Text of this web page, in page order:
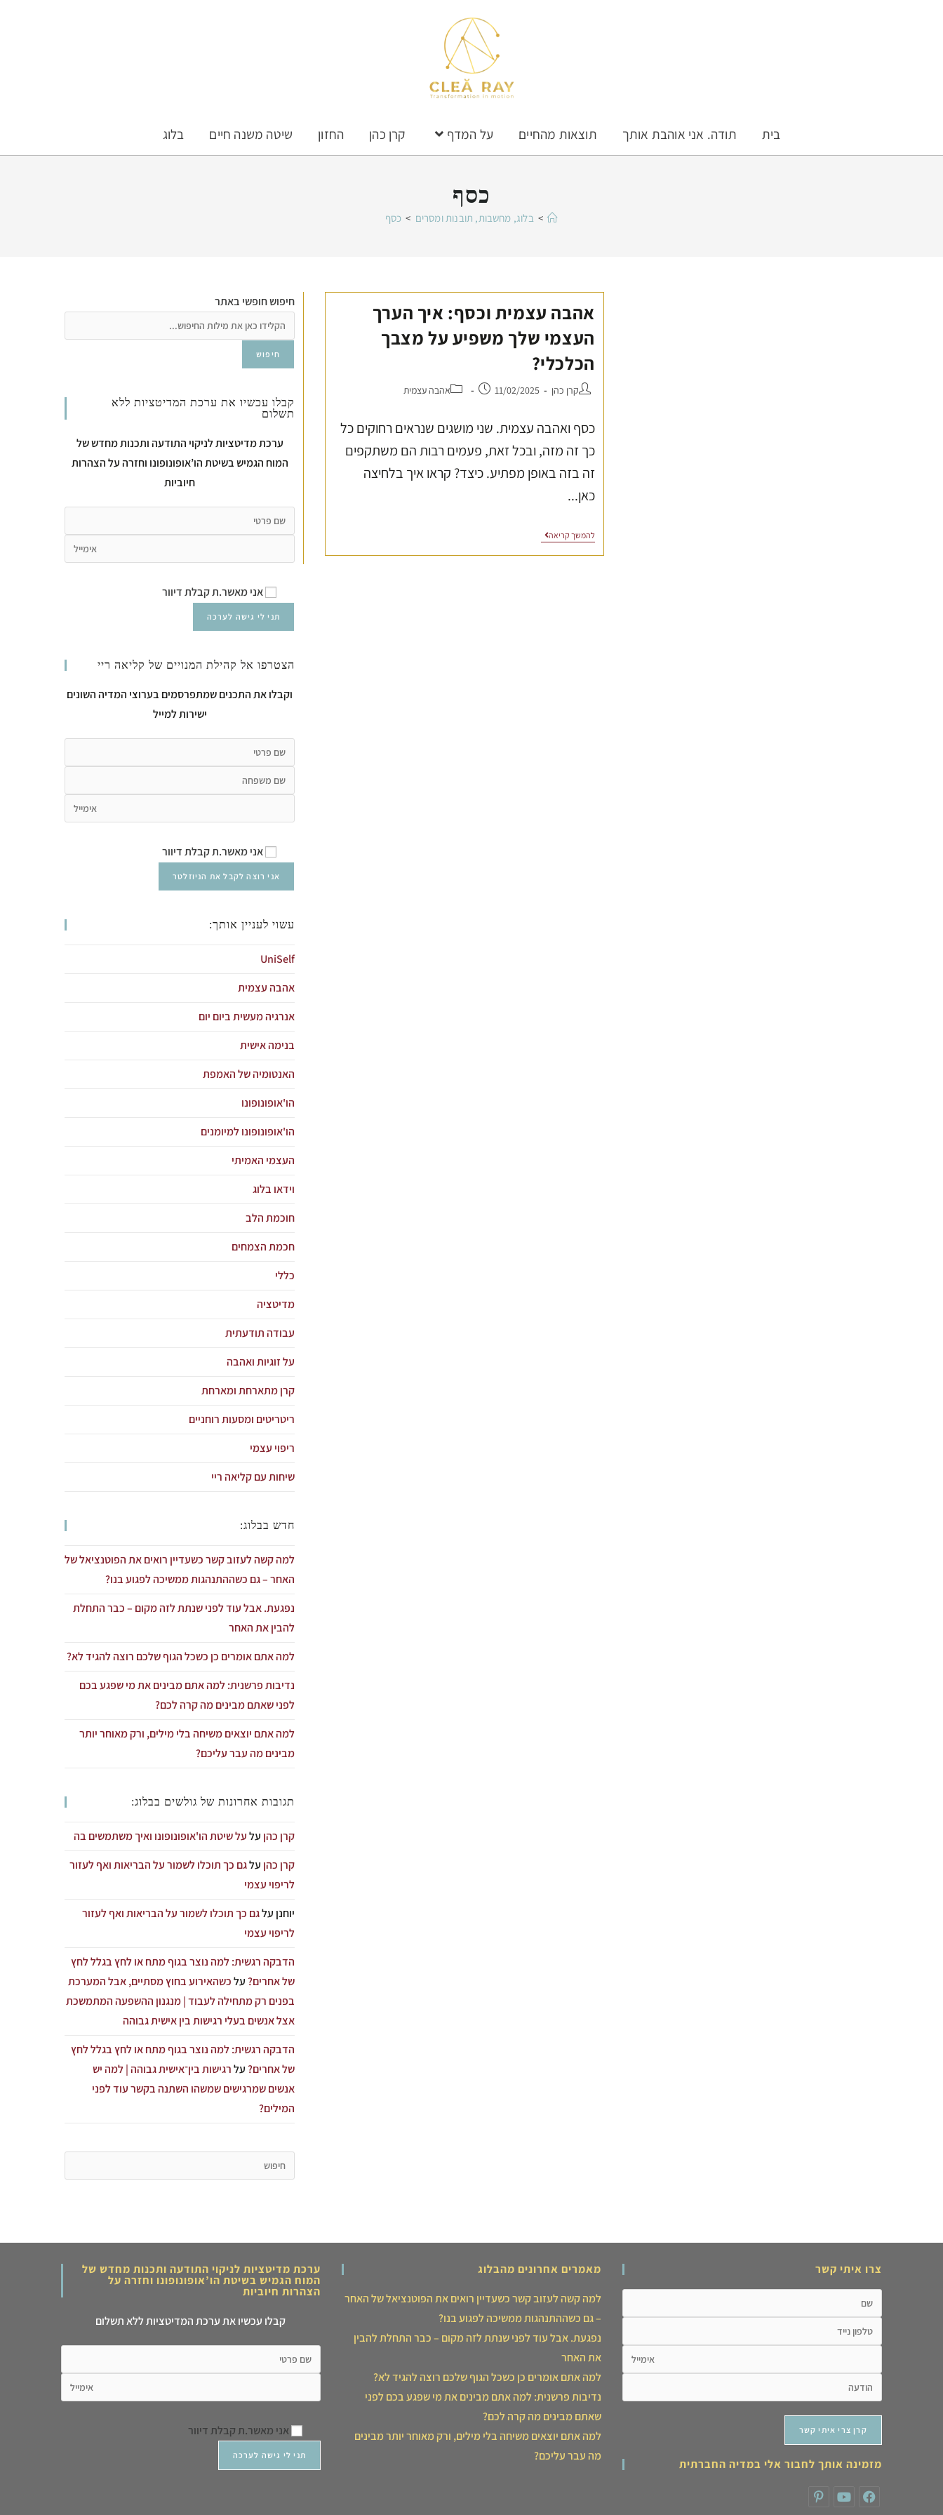
בית תודה. אני אוהבת אותך תוצאות מהחיים על המדף קרן כהן החזון שיטה משנה חיים בלוג
כסף
> בלוג, מחשבות, תובנות ומסרים > כסף
אהבה עצמית וכסף: איך הערך
העצמי שלך משפיע על מצבך
הכלכלי?
קרן כהן 11/02/2025 אהבה עצמית
כסף ואהבה עצמית. שני מושגים שנראים רחוקים כל
כך זה מזה, ובכל זאת, פעמים רבות הם משתקפים
זה בזה באופן מפתיע. כיצד? קראו איך בלחיצה
כאן...
להמשך קריאה
חיפוש חופשי באתר
חיפוש
קבלו עכשיו את ערכת המדיטציות ללא
תשלום
ערכת מדיטציות לניקוי התודעה ותכנות מחדש של
המוח הגמיש בשיטת הו’אופונופונו וחזרה על הצהרות
חיוביות
אני מאשר.ת קבלת דיוור
הצטרפו אל קהילת המנויים של קליאה ריי
וקבלו את התכנים שמתפרסמים בערוצי המדיה השונים
ישירות למייל
אני מאשר.ת קבלת דיוור
עשוי לעניין אותך:
UniSelf
אהבה עצמית
אנרגיה מעשית ביום יום
בנימה אישית
האנטומיה של האמפת
הו'אופונופונו
הו'אופונופונו למיומנים
העצמי האמיתי
וידאו בלוג
חוכמת הלב
חכמת הצמחים
כללי
מדיטציה
עבודה תודעתית
על זוגיות ואהבה
קרן מתארחת ומארחת
ריטריטים ומסעות רוחניים
ריפוי עצמי
שיחות עם קליאה ריי
חדש בבלוג:
למה קשה לעזוב קשר כשעדיין רואים את הפוטנציאל של
האחר – גם כשההתנהגות ממשיכה לפגוע בנו?
נפגעת. אבל עוד לפני שנתת לזה מקום – כבר התחלת
להבין את האחר
למה אתם אומרים כן כשכל הגוף שלכם רוצה להגיד לא?
נדיבות פרשנית: למה אתם מבינים את מי שפגע בכם
לפני שאתם מבינים מה קרה לכם?
למה אתם יוצאים משיחה בלי מילים, ורק מאוחר יותר
מבינים מה עבר עליכם?
תגובות אחרונות של גולשים בבלוג:
קרן כהן עלעל שיטת הו'אופונופונו ואיך משתמשים בה
קרן כהן עלגם כך תוכלו לשמור על הבריאות ואף לעזור
לריפוי עצמי
יוחנן עלגם כך תוכלו לשמור על הבריאות ואף לעזור
לריפוי עצמי
הדבקה רגשית: למה נוצר בגוף מתח או לחץ בגלל לחץ
של אחרים?עלכשהאירוע בחוץ מסתיים, אבל המערכת
בפנים רק מתחילה לעבוד | מנגנון ההשפעה המתמשכת
אצל אנשים בעלי רגישות בין אישית גבוהה
הדבקה רגשית: למה נוצר בגוף מתח או לחץ בגלל לחץ
של אחרים?עלרגישות בין־אישית גבוהה | למה יש
אנשים שמרגישים שמשהו השתנה בקשר עוד לפני
המילים?
ערכת מדיטציות לניקוי התודעה ותכנות מחדש של
המוח הגמיש בשיטת הו’אופונופונו וחזרה על
הצהרות חיוביות
קבלו עכשיו את ערכת המדיטציות ללא תשלום
אני מאשר.ת קבלת דיוור
מאמרים אחרונים מהבלוג
למה קשה לעזוב קשר כשעדיין רואים את הפוטנציאל של האחר
– גם כשההתנהגות ממשיכה לפגוע בנו?
נפגעת. אבל עוד לפני שנתת לזה מקום – כבר התחלת להבין
את האחר
למה אתם אומרים כן כשכל הגוף שלכם רוצה להגיד לא?
נדיבות פרשנית: למה אתם מבינים את מי שפגע בכם לפני
שאתם מבינים מה קרה לכם?
למה אתם יוצאים משיחה בלי מילים, ורק מאוחר יותר מבינים
מה עבר עליכם?
צרו איתי קשר
מזמינה אותך לחבור אלי במדיה החברתית